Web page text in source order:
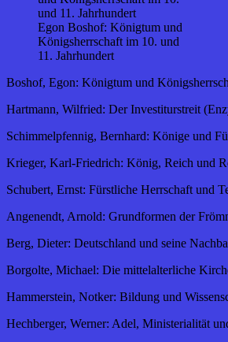
Egon Boshof: Königtum und
Königsherrschaft im 10. und
11. Jahrhundert
Boshof, Egon: Königtum und
Hartmann, Wilfried: Der Investiturstreit
Schimmelpfennig, Bernhard: Könige und
Krieger, Karl-Friedrich: König, Reich und
Schubert, Ernst: Fürstliche Herrschaft und
Angenendt, Arnold: Grundformen der
Berg, Dieter: Deutschland und seine
Borgolte, Michael: Die mittelalterliche
Hammerstein, Notker: Bildung und
Hechberger, Werner: Adel, Ministerialität